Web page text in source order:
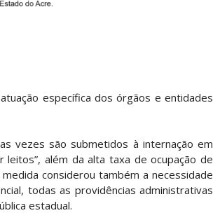
específica dos órgãos e entidades
vezes são submetidos à internação em
além da alta taxa de ocupação de
considerou também a necessidade
todas as providências administrativas
estadual.